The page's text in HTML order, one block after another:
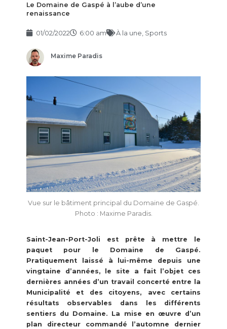
Le Domaine de Gaspé à l’aube d’une
renaissance
01/02/2022 6:00 am À la une Sports
Maxime Paradis
Vue sur le bâtiment principal du Domaine de Gaspé.
Photo : Maxime Paradis.
Saint-Jean-Port-Joli est prête à mettre le
paquet pour le Domaine de Gaspé.
Pratiquement laissé à lui-même depuis une
vingtaine d’années, le site a fait l’objet ces
dernières années d’un travail concerté entre la
Municipalité et des citoyens, avec certains
résultats observables dans les différents
sentiers du Domaine. La mise en œuvre d’un
plan directeur commandé l’automne dernier